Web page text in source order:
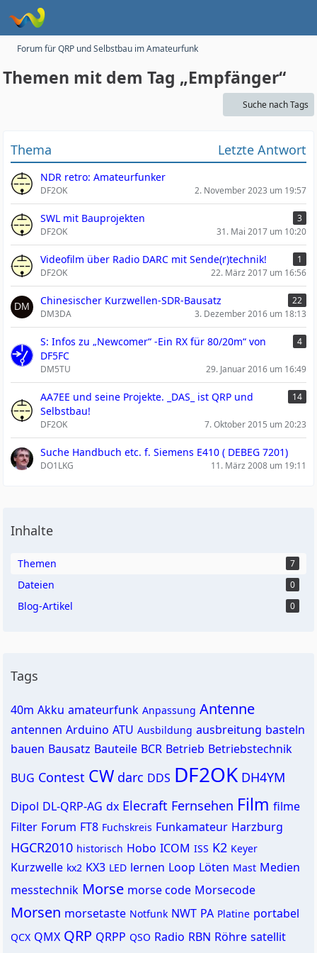
Forum für QRP und Selbstbau im Amateurfunk
Themen mit dem Tag „Empfänger“
Suche nach Tags
Thema Letzte Antwort
NDR retro: Amateurfunker
DF2OK 2. November 2023 um 19:57
SWL mit Bauprojekten
3
DF2OK
31. Mai 2017 um 10:20
Videofilm über Radio DARC mit Sende(r)technik!
1
DF2OK
22. März 2017 um 16:56
Chinesischer Kurzwellen-SDR-Bausatz
22
DM3DA
3. Dezember 2016 um 18:13
S: Infos zu „Newcomer“ -Ein RX für 80/20m“ von
DF5FC
4
DM5TU 29. Januar 2016 um 16:49
AA7EE und seine Projekte. _DAS_ ist QRP und
Selbstbau!
14
DF2OK 7. Oktober 2015 um 20:23
Suche Handbuch etc. f. Siemens E410 ( DEBEG 7201)
DO1LKG 11. März 2008 um 19:11
Inhalte
Themen 7
Dateien 0
Blog-Artikel 0
Tags
40m Akku amateurfunk Anpassung Antenne
antennen Arduino ATU Ausbildung ausbreitung basteln
bauen Bausatz Bauteile BCR Betrieb Betriebstechnik
BUG Contest CW darc DDS DF2OK DH4YM
Dipol DL-QRP-AG dx Elecraft Fernsehen Film filme
Filter Forum FT8 Fuchskreis Funkamateur Harzburg
HGCR2010 historisch Hobo ICOM ISS K2 Keyer
Kurzwelle kx2 KX3 LED lernen Loop Löten Mast Medien
messtechnik Morse morse code Morsecode
Morsen morsetaste Notfunk NWT PA Platine portabel
QCX QMX QRP QRPP QSO Radio RBN Röhre satellit